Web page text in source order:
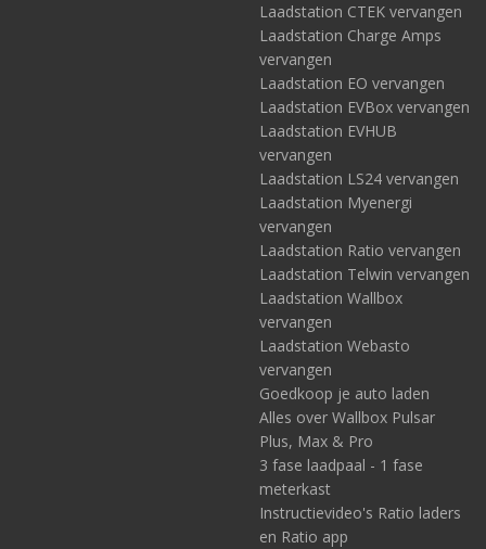
Laadstation CTEK vervangen
Laadstation Charge Amps
vervangen
Laadstation EO vervangen
Laadstation EVBox vervangen
Laadstation EVHUB
vervangen
Laadstation LS24 vervangen
Laadstation Myenergi
vervangen
Laadstation Ratio vervangen
Laadstation Telwin vervangen
Laadstation Wallbox
vervangen
Laadstation Webasto
vervangen
Goedkoop je auto laden
Alles over Wallbox Pulsar
Plus, Max & Pro
3 fase laadpaal - 1 fase
meterkast
Instructievideo's Ratio laders
en Ratio app